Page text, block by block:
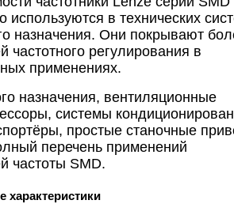
используются в технических
назначения. Они покрывают
частотного регулирования в
применениях.
назначения, вентиляционные
системы
простые станочные
перечень применений
частоты SMD.
характеристики